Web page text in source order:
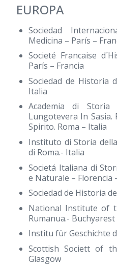
EUROPA
Sociedad
Medicina – París –
Societé Francaise
París – Francia
Sociedad de Historia
Italia
Academia di
Lungotevera In Sasia.
Spirito. Roma – Italia
Instituto di Storia
di Roma.- Italia
Societá Italiana di
e Naturale – Florencia
Sociedad de Historia
National Institute of
Rumanua.- Buchyarest
Institu für Geschichte
Scottish Societt of
Glasgow